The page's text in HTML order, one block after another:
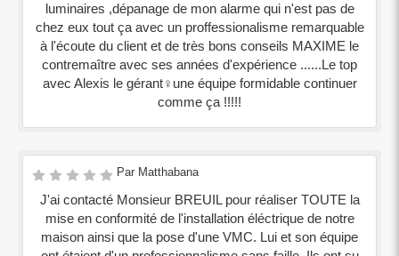
luminaires ,dépanage de mon alarme qui n'est pas de
chez eux tout ça avec un proffessionalisme remarquable
à l'écoute du client et de très bons conseils MAXIME le
contremaître avec ses années d'expérience ......Le top
avec Alexis le gérant‍♀️une équipe formidable continuer
comme ça !!!!!
Par Matthabana
J'ai contacté Monsieur BREUIL pour réaliser TOUTE la
mise en conformité de l'installation éléctrique de notre
maison ainsi que la pose d'une VMC. Lui et son équipe